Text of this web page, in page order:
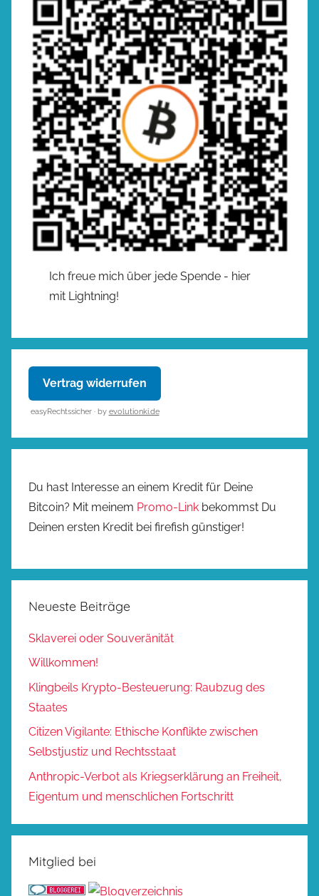
Ich freue mich über jede Spende - hier
mit Lightning!
Vertrag widerrufen
easyRechtssicher · by evolutionki.de
Du hast Interesse an einem Kredit für Deine
Bitcoin? Mit meinem Promo-Link bekommst Du
Deinen ersten Kredit bei firefish günstiger!
Neueste Beiträge
Sklaverei oder Souveränität
Willkommen!
Klingbeils Krypto-Besteuerung: Raubzug des
Staates
Citizen Vigilante: Ethische Konflikte zwischen
Selbstjustiz und Rechtsstaat
Anthropic-Verbot als Kriegserklärung an Freiheit,
Eigentum und menschlichen Fortschritt
Mitglied bei